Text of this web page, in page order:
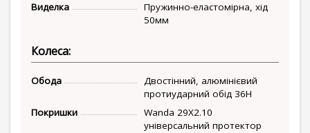
Виделка
Пружинно-еластомірна, хід
50мм
Колеса:
Обода
Двостінний, алюмінієвий
протиударний обід 36H
Покришки
Wanda 29X2.10
універсальний протектор